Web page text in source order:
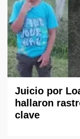
Juicio por
hallaron
clave